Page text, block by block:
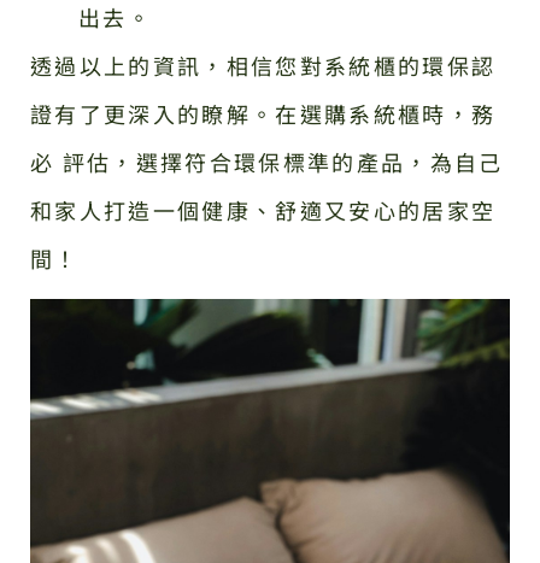
出去。
透過以上的資訊，相信您對系統櫃的環保認
證有了更深入的瞭解。在選購系統櫃時，務
必 評估，選擇符合環保標準的產品，為自己
和家人打造一個健康、舒適又安心的居家空
間！